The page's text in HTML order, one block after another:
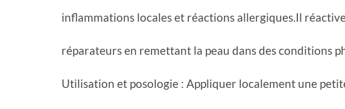
inflammations locales et réactions allergiques.Il
réparateurs en remettant la peau dans des conditions
Utilisation et posologie : Appliquer localement une